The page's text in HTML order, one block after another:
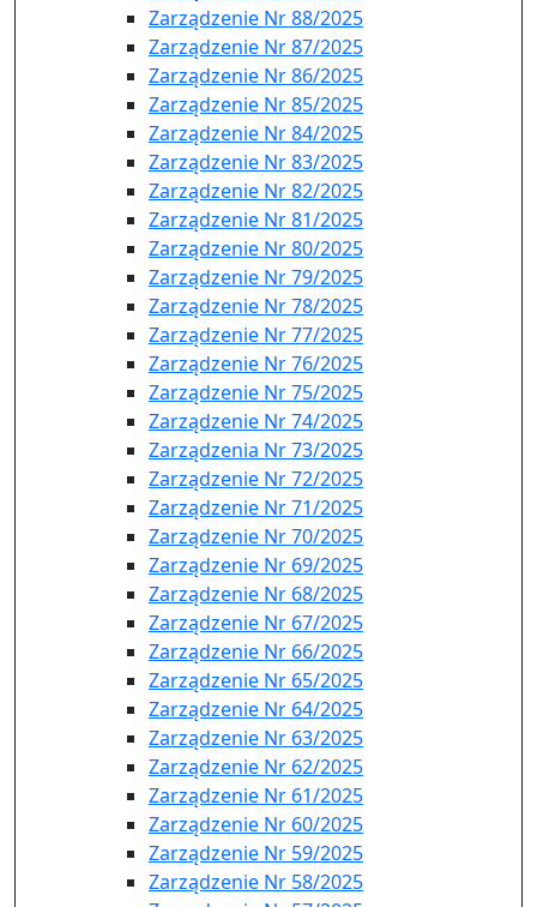
Zarządzenie Nr 88/2025
Zarządzenie Nr 87/2025
Zarządzenie Nr 86/2025
Zarządzenie Nr 85/2025
Zarządzenie Nr 84/2025
Zarządzenie Nr 83/2025
Zarządzenie Nr 82/2025
Zarządzenie Nr 81/2025
Zarządzenie Nr 80/2025
Zarządzenie Nr 79/2025
Zarządzenie Nr 78/2025
Zarządzenie Nr 77/2025
Zarządzenie Nr 76/2025
Zarządzenie Nr 75/2025
Zarządzenie Nr 74/2025
Zarządzenia Nr 73/2025
Zarządzenie Nr 72/2025
Zarządzenie Nr 71/2025
Zarządzenie Nr 70/2025
Zarządzenie Nr 69/2025
Zarządzenie Nr 68/2025
Zarządzenie Nr 67/2025
Zarządzenie Nr 66/2025
Zarządzenie Nr 65/2025
Zarządzenie Nr 64/2025
Zarządzenie Nr 63/2025
Zarządzenie Nr 62/2025
Zarządzenie Nr 61/2025
Zarządzenie Nr 60/2025
Zarządzenie Nr 59/2025
Zarządzenie Nr 58/2025